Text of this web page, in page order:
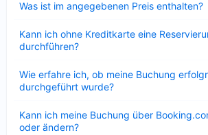
Was ist im angegebenen Preis enthalten?
Kann ich ohne Kreditkarte eine
durchführen?
Wie erfahre ich, ob meine Buchung
durchgeführt wurde?
Kann ich meine Buchung über
oder ändern?